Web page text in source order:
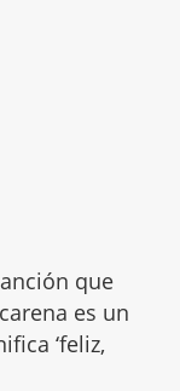
que
es un
‘feliz,